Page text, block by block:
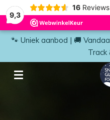
9,3
16 Reviews
🐾 Uniek aanbod | 🚚
Track